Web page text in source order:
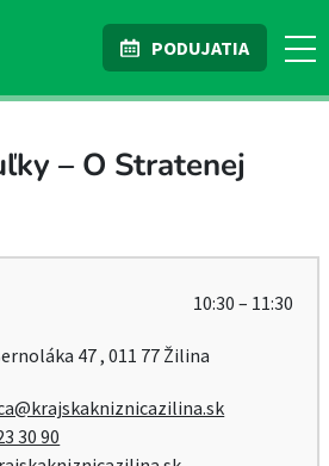
PODUJATIA
– O Stratenej
10:30 – 11:30
47 , 011 77 Žilina
30 90